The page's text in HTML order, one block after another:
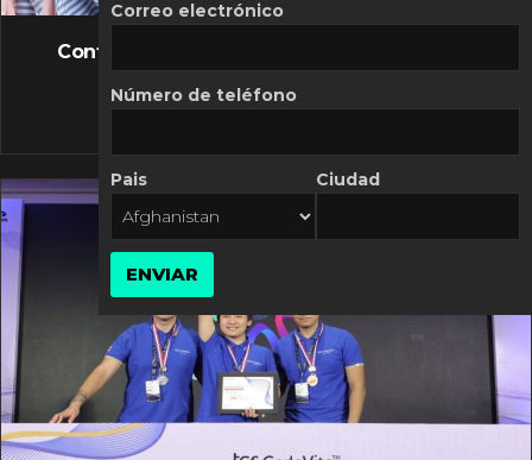
FLASH NEWS
Controversia de Mercado Libre por costos
10 MARZO, 2026
Correo electrónico
Número de teléfono
Pais Ciudad
ENVIAR